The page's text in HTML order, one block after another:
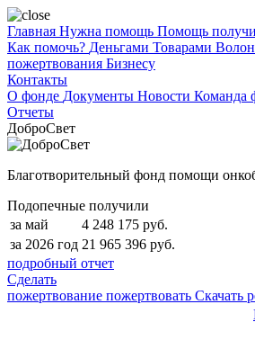
Главная Нужна помощь Помощь
Как помочь? Деньгами Товарами
пожертвования Бизнесу
Контакты
О фонде Документы Новости Команда
Отчеты
ДоброСвет
Благотворительный фонд помощи
Подопечные получили
за май
4 248 175 руб.
за 2026 год 21 965 396 руб.
подробный отчет
Сделать
пожертвование пожертвовать Скачать